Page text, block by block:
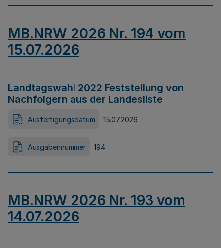
MB.NRW 2026 Nr. 194 vom
15.07.2026
Landtagswahl 2022 Feststellung von
Nachfolgern aus der Landesliste
Ausfertigungsdatum 15.07.2026
Ausgabennummer 194
MB.NRW 2026 Nr. 193 vom
14.07.2026